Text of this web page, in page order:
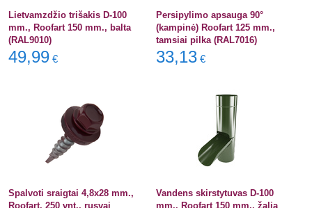
Lietvamzdžio trišakis D-100
mm., Roofart 150 mm., balta
(RAL9010)
49,99 €
Persipylimo apsauga 90°
(kampinė) Roofart 125 mm.,
tamsiai pilka (RAL7016)
33,13 €
Spalvoti sraigtai 4,8x28 mm.,
Roofart, 250 vnt., rusvai
Vandens skirstytuvas D-100
mm., Roofart 150 mm., žalia